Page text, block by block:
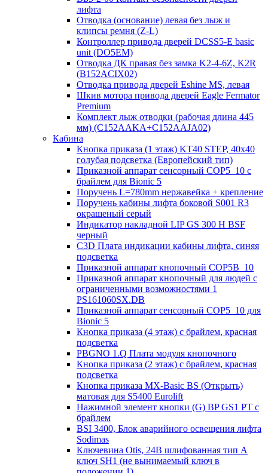
лифта
Отводка (основание) левая без лыж и
клипсы ремня (Z-L)
Контроллер привода дверей DCSS5-E basic
unit (DO5EM)
Отводка ДК правая без замка K2-4-6Z, K2R
(B152ACIX02)
Отводка привода дверей Eshine MS, левая
Шкив мотора привода дверей Eagle Fermator
Premium
Комплект лыж отводки (рабочая длина 445
мм) (C152AAKA+C152AAJA02)
Кабина
Кнопка приказа (1 этаж) KT40 STEP, 40х40
голубая подсветка (Европейский тип)
Приказной аппарат сенсорный COP5_10 с
брайлем для Bionic 5
Поручень L=780mm нержавейка + крепление
Поручень кабины лифта боковой S001 R3
окрашеный серый
Индикатор накладной LIP GS 300 H BSF
черный
C3D Плата индикации кабины лифта, синяя
подсветка
Приказной аппарат кнопочный COP5B_10
Приказной аппарат кнопочный для людей с
ограниченными возможностями 1
PS161060SX.DB
Приказной аппарат сенсорный COP5_10 для
Bionic 5
Кнопка приказа (4 этаж) с брайлем, красная
подсветка
PBGNO 1.Q Плата модуля кнопочного
Кнопка приказа (2 этаж) с брайлем, красная
подсветка
Кнопка приказа MX-Basic BS (Открыть)
матовая для S5400 Eurolift
Нажимной элемент кнопки (G) BP GS1 PT с
брайлем
BSI 3400, Блок аварийного освещения лифта
Sodimas
Ключевина Otis, 24В шлифованная тип А
ключ SH1 (не вынимаемый ключ в